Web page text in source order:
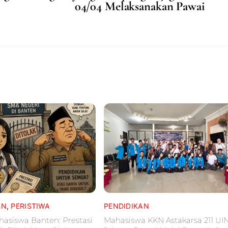
04/04 Melaksanakan Pawai
, PERISTIWA
Banten: Prestasi
PENDIDIKAN
Mahasiswa KKN Astakarsa 211